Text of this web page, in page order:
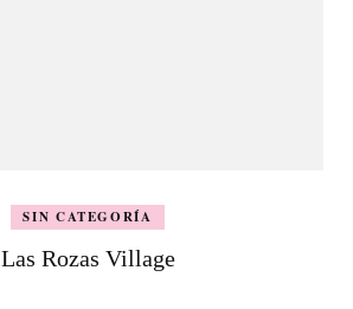
SIN CATEGORÍA
Las Rozas Village